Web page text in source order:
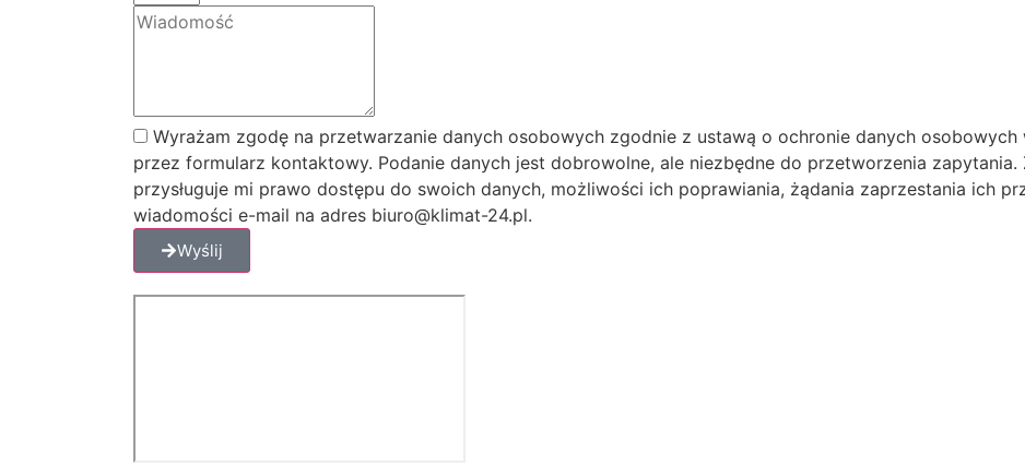
Wyrażam zgodę na przetwarzanie danych osobowych zgodnie z ustawą o ochronie danych osobowych
przez formularz kontaktowy. Podanie danych jest dobrowolne, ale niezbędne do przetworzenia zapytania.
przysługuje mi prawo dostępu do swoich danych, możliwości ich poprawiania, żądania zaprzestania ich
wiadomości e-mail na adres biuro@klimat-24.pl.
Wyślij